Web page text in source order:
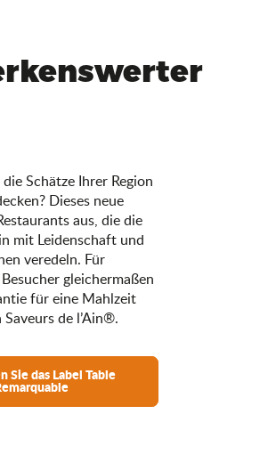
Schätze Ihrer Region
Dieses neue
aus, die die
mit Leidenschaft und
veredeln. Für
gleichermaßen
für eine Mahlzeit
de l’Ain®.
Sie das Label Table